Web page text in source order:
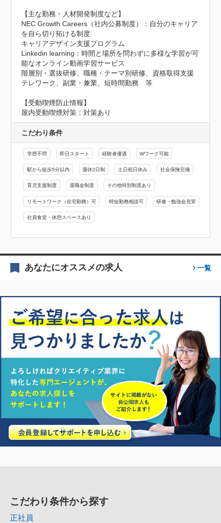
【主な勤務・人材開発制度など】
NEC Growth Careers（社内公募制度）：自分のキャリア
を自ら切り拓ける制度
キャリアデザイン支援プログラム
Linkedin learning：時間と場所を問わずに多様な学習が可
能なオンライン動画学習サービス
階層別・選抜研修、職種・テーマ別研修、資格取得支援
テレワーク、副業・兼業、短時間勤務　等
【受動喫煙防止情報】
屋内受動喫煙対策：対策あり
こだわり条件
学歴不問 即日スタート 経験者優遇 Wワーク可能
駅から徒歩5分以内 週休2日制 土日祝日休み 社会保険完備
育児支援制度 退職金制度 その他特別制度あり
リモートワーク（在宅勤務）可 時短勤務相談可 研修・勉強会充実
社員食堂・休憩スペースあり
あなたにオススメの求人 一覧
こだわり条件から探す
正社員